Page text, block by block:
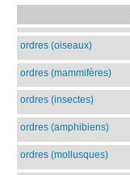
ordres (oiseaux)
ordres (mammifères)
ordres (insectes)
ordres (amphibiens)
ordres (mollusques)